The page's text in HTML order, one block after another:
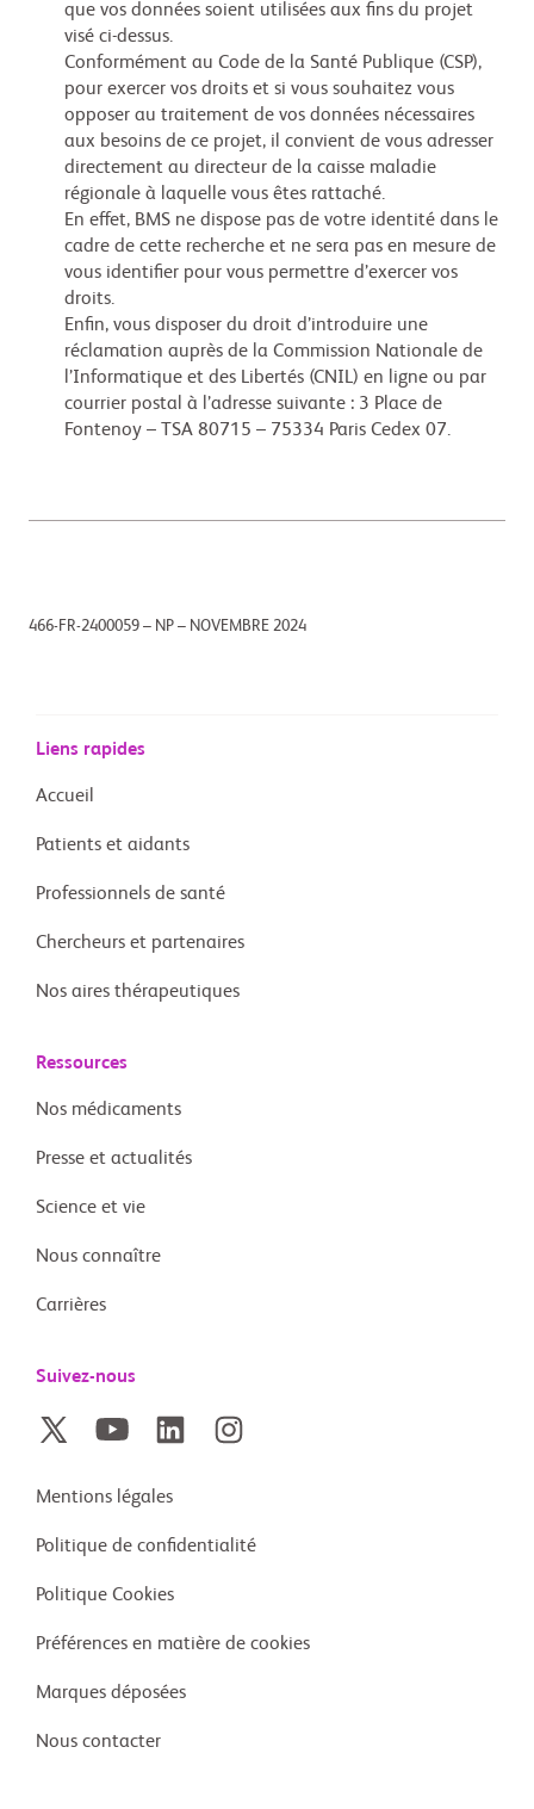
que vos données soient utilisées aux fins du projet
visé ci-dessus.
Conformément au Code de la Santé Publique (CSP),
pour exercer vos droits et si vous souhaitez vous
opposer au traitement de vos données nécessaires
aux besoins de ce projet, il convient de vous adresser
directement au directeur de la caisse maladie
régionale à laquelle vous êtes rattaché.
En effet, BMS ne dispose pas de votre identité dans le
cadre de cette recherche et ne sera pas en mesure de
vous identifier pour vous permettre d’exercer vos
droits.
Enfin, vous disposer du droit d’introduire une
réclamation auprès de la Commission Nationale de
l’Informatique et des Libertés (CNIL) en ligne ou par
courrier postal à l’adresse suivante : 3 Place de
Fontenoy – TSA 80715 – 75334 Paris Cedex 07.
466-FR-2400059 – NP – NOVEMBRE 2024
Liens rapides
Accueil
Patients et aidants
Professionnels de santé
Chercheurs et partenaires
Nos aires thérapeutiques
Ressources
Nos médicaments
Presse et actualités
Science et vie
Nous connaître
Carrières
Suivez-nous
Mentions légales
Politique de confidentialité
Politique Cookies
Préférences en matière de cookies
Marques déposées
Nous contacter